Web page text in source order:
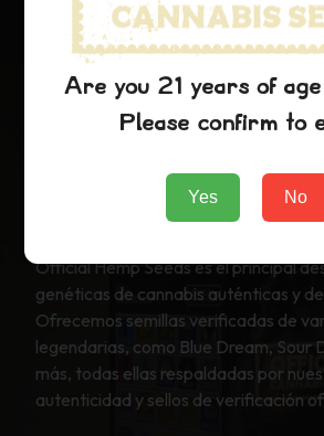
COMPLETA ANTES
Official Hemp Seeds es el principal
genéticas de cannabis auténticas y
Ofrecemos semillas verificadas de
legendarias, como Blue Dream, Sour
más, todas ellas respaldadas por
autenticidad y sellos de verificación
Are you 21 years of
Please confirm to
Yes No